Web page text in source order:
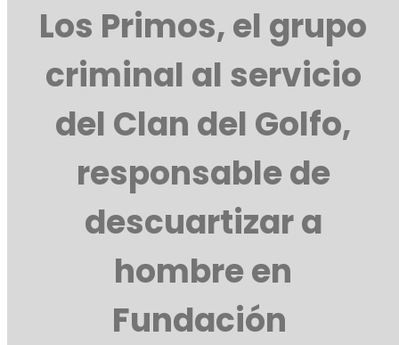
Los Primos, el grupo
criminal al servicio
del Clan del Golfo,
responsable de
descuartizar a
hombre en
Fundación